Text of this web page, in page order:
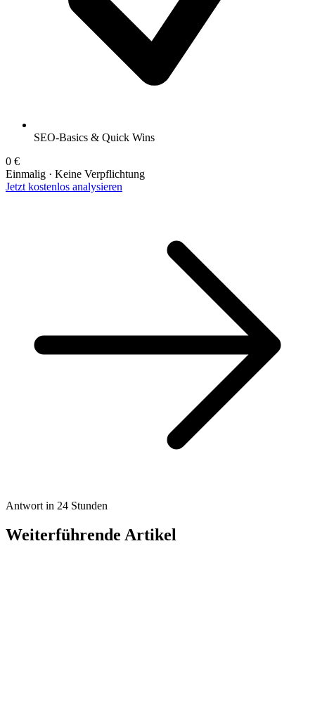
SEO-Basics & Quick Wins
0 €
Einmalig · Keine Verpflichtung
Jetzt kostenlos analysieren
Antwort in 24 Stunden
Weiterführende Artikel